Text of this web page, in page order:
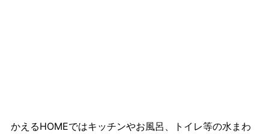
かえるHOMEではキッチンやお風呂、トイレ等の水まわ